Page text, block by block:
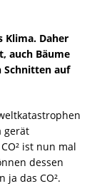
Klima. Daher
auch Bäume
Schnitten auf
gerät
ist nun mal
dessen
ja das CO².